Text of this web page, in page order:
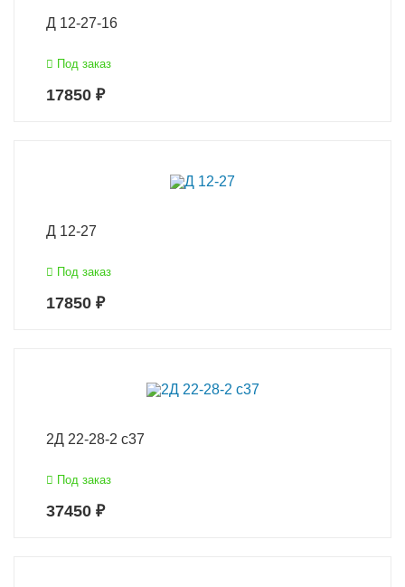
Д 12-27-16
Под заказ
17850 ₽
Д 12-27
Под заказ
17850 ₽
2Д 22-28-2 с37
Под заказ
37450 ₽